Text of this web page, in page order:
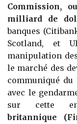
Commission,
milliard de
banques
Scotland, et
manipulation
le marché des
communiqué du
avec le
sur cette
britannique